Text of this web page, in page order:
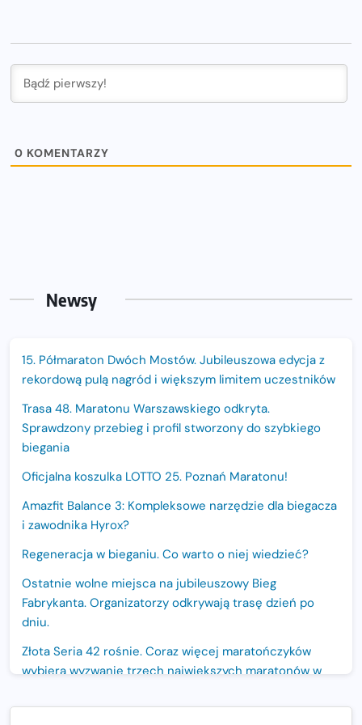
0 KOMENTARZY
Newsy
15. Półmaraton Dwóch Mostów. Jubileuszowa edycja z
rekordową pulą nagród i większym limitem uczestników
Trasa 48. Maratonu Warszawskiego odkryta.
Sprawdzony przebieg i profil stworzony do szybkiego
biegania
Oficjalna koszulka LOTTO 25. Poznań Maratonu!
Amazfit Balance 3: Kompleksowe narzędzie dla biegacza
i zawodnika Hyrox?
Regeneracja w bieganiu. Co warto o niej wiedzieć?
Ostatnie wolne miejsca na jubileuszowy Bieg
Fabrykanta. Organizatorzy odkrywają trasę dzień po
dniu.
Złota Seria 42 rośnie. Coraz więcej maratończyków
wybiera wyzwanie trzech największych maratonów w